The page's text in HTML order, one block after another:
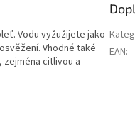
Vodu vyžužijete jako
Vhodné také
citlivou a
EAN: